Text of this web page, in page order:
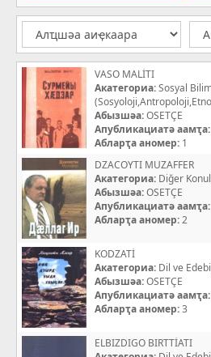
VASO MALİTI
Акатегориа:Sosyal
Абызшәа:OSETÇE
Апубликациатә аамҭа:
Абларҭа аномер: 1
DZACOYTI MUZAFFER
Акатегориа: Diğer
Абызшәа:OSETÇE
Апубликациатә аамҭа:
Абларҭа аномер:2
KODZATİ
Акатегориа: Dil ve
Абызшәа:OSETÇE
Апубликациатә аамҭа:
Абларҭа аномер:3
ELBIZDIGO BIRTTİATI